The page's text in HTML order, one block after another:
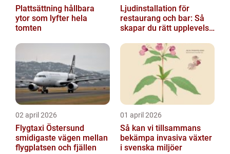
Plattsättning hållbara
ytor som lyfter hela
tomten
Ljudinstallation för
restaurang och bar: Så
skapar du rätt upplevelse
02 april 2026
Flygtaxi Östersund
smidigaste vägen mellan
flygplatsen och fjällen
01 april 2026
Så kan vi tillsammans
bekämpa invasiva växter
i svenska miljöer